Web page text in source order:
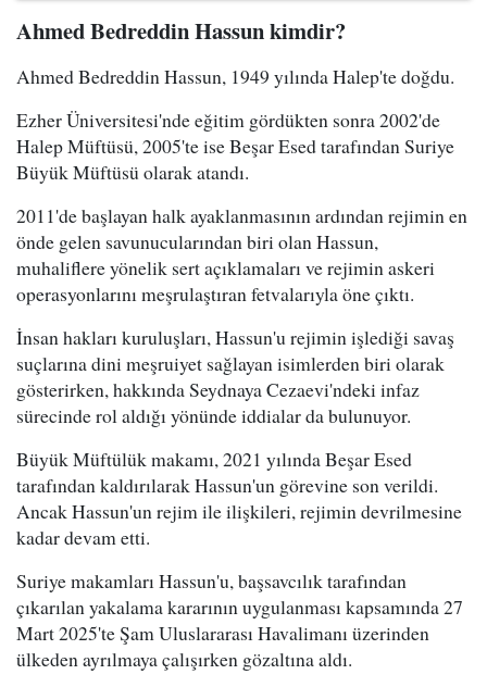
Ahmed Bedreddin Hassun kimdir?
Ahmed Bedreddin Hassun, 1949 yılında Halep'te doğdu.
Ezher Üniversitesi'nde eğitim gördükten sonra 2002'de
Halep Müftüsü, 2005'te ise Beşar Esed tarafından Suriye
Büyük Müftüsü olarak atandı.
2011'de başlayan halk ayaklanmasının ardından rejimin en
önde gelen savunucularından biri olan Hassun,
muhaliflere yönelik sert açıklamaları ve rejimin askeri
operasyonlarını meşrulaştıran fetvalarıyla öne çıktı.
İnsan hakları kuruluşları, Hassun'u rejimin işlediği savaş
suçlarına dini meşruiyet sağlayan isimlerden biri olarak
gösterirken, hakkında Seydnaya Cezaevi'ndeki infaz
sürecinde rol aldığı yönünde iddialar da bulunuyor.
Büyük Müftülük makamı, 2021 yılında Beşar Esed
tarafından kaldırılarak Hassun'un görevine son verildi.
Ancak Hassun'un rejim ile ilişkileri, rejimin devrilmesine
kadar devam etti.
Suriye makamları Hassun'u, başsavcılık tarafından
çıkarılan yakalama kararının uygulanması kapsamında 27
Mart 2025'te Şam Uluslararası Havalimanı üzerinden
ülkeden ayrılmaya çalışırken gözaltına aldı.